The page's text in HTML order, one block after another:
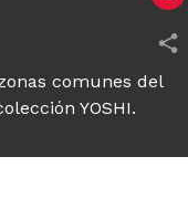
comunes del
YOSHI.